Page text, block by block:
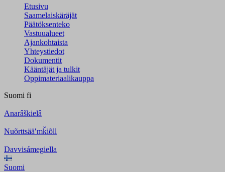
Etusivu
Saamelaiskäräjät
Päätöksenteko
Vastuualueet
Ajankohtaista
Yhteystiedot
Dokumentit
Kääntäjät ja tulkit
Oppimateriaalikauppa
Suomi fi
Anarâškielâ
Nuõrttsääʹmǩiõll
Davvisámegiella
Suomi